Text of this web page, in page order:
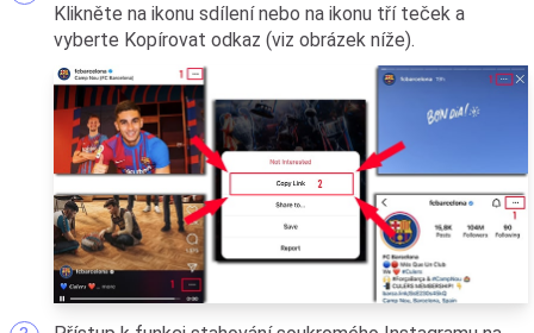
Klikněte na ikonu sdílení nebo na ikonu tří teček a
vyberte Kopírovat odkaz (viz obrázek níže).